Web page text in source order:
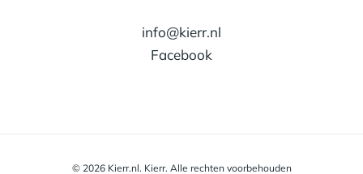
info@kierr.nl
Facebook
© 2026 Kierr.nl. Kierr. Alle rechten voorbehouden